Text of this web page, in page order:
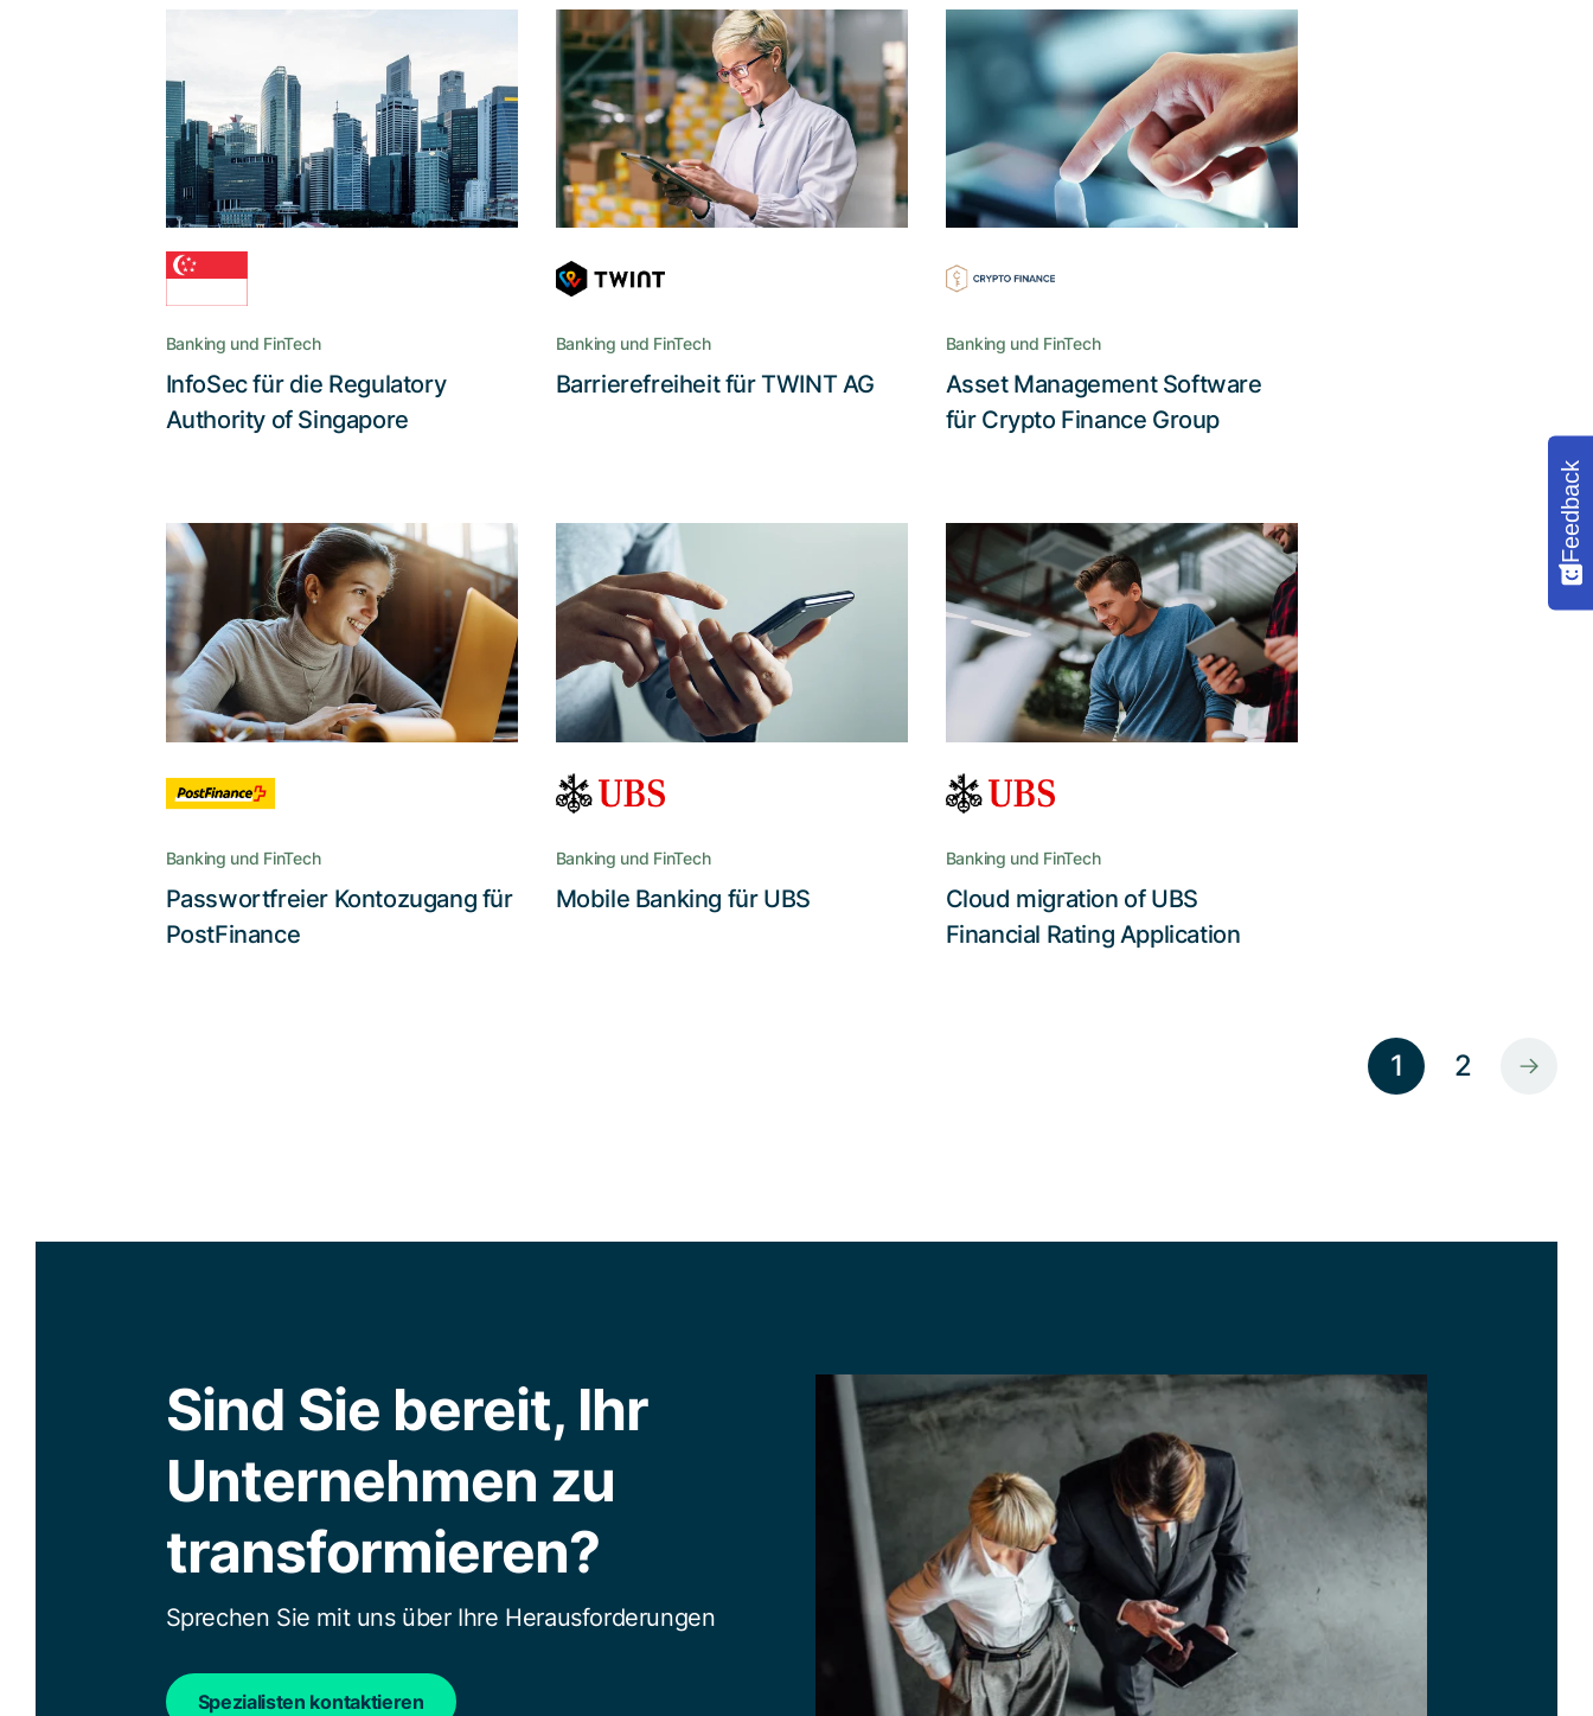
Ein weitreichendes
Update der behördlichen
Kooperationsinfrastruktur
Die von Adnovum gelieferte eGov
Secure Collaboration Suite schützt den
Informationsaustausch, optimiert
Geschäftsabläufe und hilft gegen
Lesen Sie die Story
Banking und FinTech
InfoSec für die Regulatory
Authority of Singapore
Barrierefreiheit für die
Inklusion im digitalen
Zahlungsverkehr
Die neue Benutzeroberfläche von
Twint ermöglicht es
sehbehinderten oder blinden
bargeldloser Zahlungen zu nutzen
Banking und FinTech
Barrierefreiheit für TWINT AG
Eine Lösung, die den
höchsten
Sicherheitsansprüchen
genügt
Die massgefertigte Asset
Management Software basiert auf
Multi-Signatur-Regelwerk und
Lesen Sie die Story
Banking und FinTech
Asset Management Software
für Crypto Finance Group
Wie man die Zahl der
Kundeninteraktionen
verdoppelt
Mit einer umweltschonenden
Lösung, die den
Authentifizierungsprozess
Support- und Gerätekosten
Banking und FinTech
Passwortfreier Kontozugang für
PostFinance
Der Massstab im
mobilen E-Banking
Sicherer mobiler Zugriff auf
vielfältigste
Finanzdienstleistungen: UBS
Mobile Banking ist und bleibt die
Banking und FinTech
Mobile Banking für UBS
Mit technischen und
visuellen
Verbesserungen ist
die bewährte FiRA für
die Zukunft gerüstet
Benutzeroberfläche wurden
App deutlich verbessert
Lesen Sie die Story
Banking und FinTech
Cloud migration of UBS
Financial Rating Application
1 2
Sind Sie bereit, Ihr
Unternehmen zu
transformieren?
Sprechen Sie mit uns über Ihre Herausforderungen
Spezialisten kontaktieren
Feedback